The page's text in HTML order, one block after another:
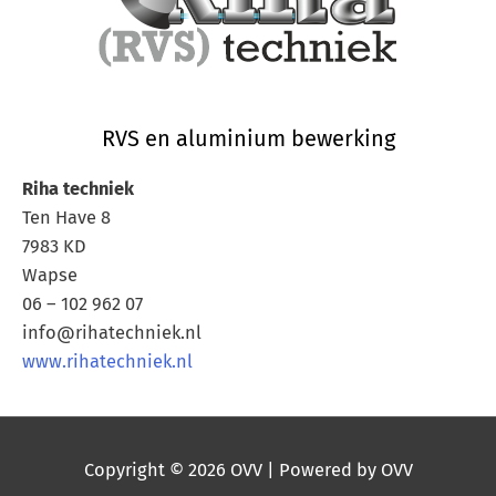
RVS en aluminium bewerking
Riha techniek
Ten Have 8
7983 KD
Wapse
06 – 102 962 07
info@rihatechniek.nl
www.rihatechniek.nl
Copyright © 2026 OVV| Powered by OVV